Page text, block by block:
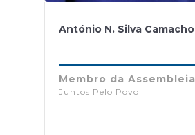
António N. Silva Camacho
Membro da Assembleia
Juntos Pelo Povo